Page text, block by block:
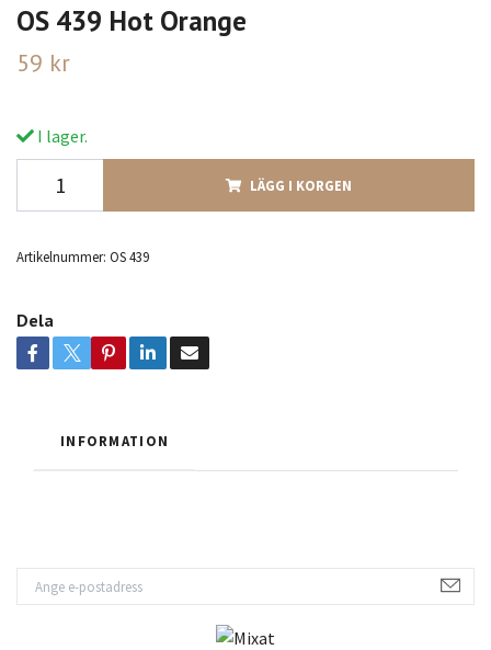
OS 439 Hot Orange
59 kr
I lager.
LÄGG I KORGEN
Artikelnummer: OS 439
Dela
INFORMATION